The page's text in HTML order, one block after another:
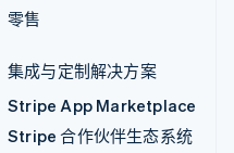
零售
集成与定制解决方案
Stripe App Marketplace
Stripe 合作伙伴生态系统